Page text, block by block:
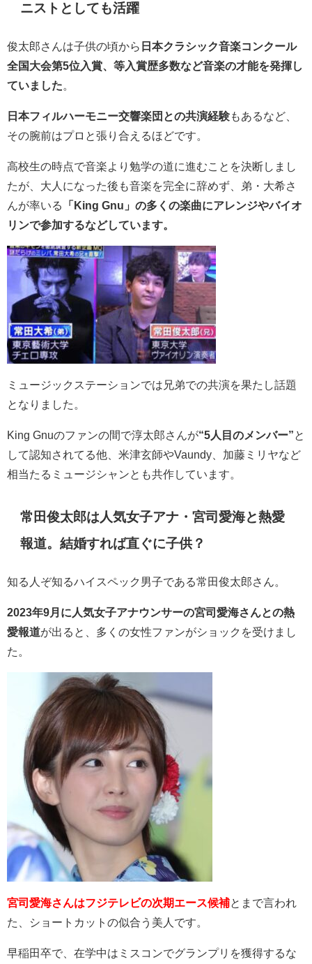
ニストとしても活躍
俊太郎さんは子供の頃から 日本クラシック音楽コンクール
全国大会第5位入賞、等入賞歴多数など音楽の才能を発揮し
ていました
日本フィルハーモニー交響楽団との共演経験もあるなど、
その腕前はプロと張り合えるほどです。
高校生の時点で音楽より勉学の道に進むことを決断しまし
たが、大人になった後も音楽を完全に辞めず、
弟・大希さ
んが率いる
「King Gnu」の多くの楽曲にアレンジやバイオ
リンで参加するなどしています。
ミュージックステーションでは兄弟での共演を果たし話題
となりました。
King Gnuのファンの間で淳太郎さんが“5人目のメンバー” と
して認知されてる他、 米津玄師やVaundy、加藤ミリヤなど
相当たるミュージシャンとも共作しています。
常田俊太郎は人気女子アナ・宮司愛海と熱愛
報道。結婚すれば直ぐに子供？
知る人ぞ知るハイスペック男子である常田俊太郎さん。
2023年9月に人気女子アナウンサーの宮司 愛海さんとの熱
愛報道が出ると、多くの女性ファンがショックを受けまし
た。
宮司 愛海さんはフジテレビの次期エース候補とまで言われ
た、ショートカットの似合う美人です。
早稲田卒で、在学中はミスコンでグランプリを獲得するな